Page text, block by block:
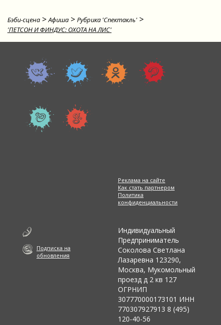
Бэби-сцена >Афиша > Рубрика 'Спектакль' >
'ПЕТСОН И ФИНДУС: ОХОТА НА ЛИС'
Реклама на сайте
Как стать партнером
Политика
конфиденциальности
Подписка на
обновления
Индивидуальный
Предприниматель
Соколова Светлана
Лазаревна 123290,
Москва, Мукомольный
проезд д 2 кв 127
ОГРНИП
307770000173101 ИНН
770307927913 8 (495)
120-40-56